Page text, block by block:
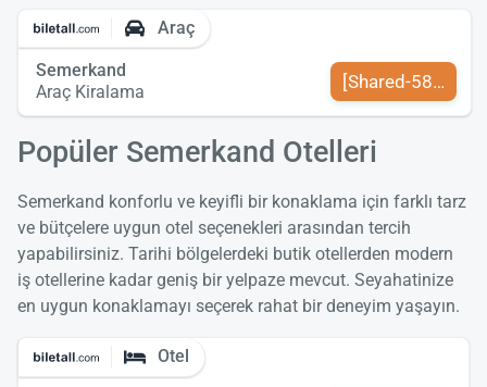
Araç
Semerkand
Araç Kiralama
[Shared-589-tr-
Popüler Semerkand Otelleri
Semerkand konforlu ve keyifli bir konaklama için farklı tarz
ve bütçelere uygun otel seçenekleri arasından tercih
yapabilirsiniz. Tarihi bölgelerdeki butik otellerden modern
iş otellerine kadar geniş bir yelpaze mevcut. Seyahatinize
en uygun konaklamayı seçerek rahat bir deneyim yaşayın.
Otel